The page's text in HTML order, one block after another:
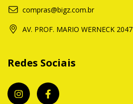
compras@bigz.com.br
AV. PROF. MARIO WERNECK 2047
Redes Sociais